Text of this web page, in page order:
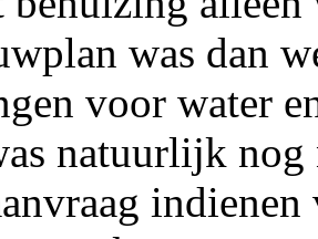
was dan
voor water
natuurlijk nog